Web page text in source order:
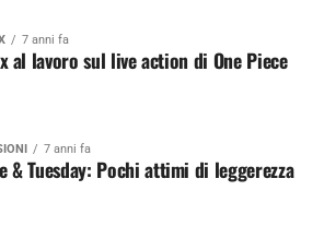
7 anni fa
al lavoro sul live action di One Piece
7 anni fa
& Tuesday: Pochi attimi di leggerezza